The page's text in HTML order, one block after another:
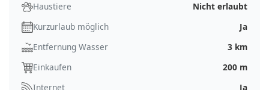
Haustiere
Nicht erlaubt
Kurzurlaub möglich
Ja
Entfernung Wasser
3 km
Einkaufen
200 m
Internet
Ja